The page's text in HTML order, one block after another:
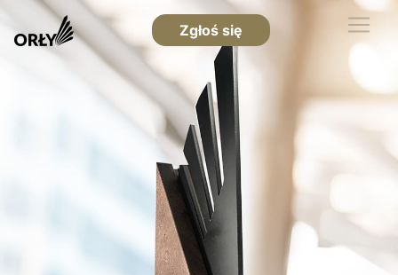
Zgłoś się